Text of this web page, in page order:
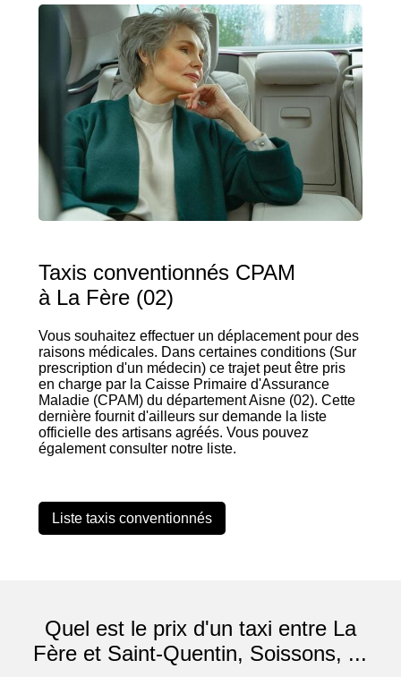
Taxis conventionnés CPAM
à La Fère (02)
Vous souhaitez effectuer un déplacement pour des
raisons médicales. Dans certaines conditions (Sur
prescription d'un médecin) ce trajet peut être pris
en charge par la Caisse Primaire d'Assurance
Maladie (CPAM) du département Aisne (02). Cette
dernière fournit d'ailleurs sur demande la liste
officielle des artisans agréés. Vous pouvez
également consulter notre liste.
Liste taxis conventionnés
Quel est le prix d'un taxi entre La
Fère et Saint-Quentin, Soissons, ...